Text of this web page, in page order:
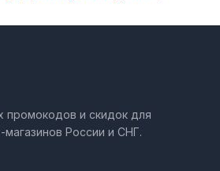
промокодов и скидок для
России и СНГ.